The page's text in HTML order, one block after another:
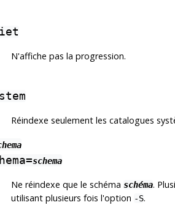
N'affiche pas la progression.
Réindexe seulement les catalogues
schema
Ne réindexe que le schéma schéma.
utilisant plusieurs fois l'option -S.